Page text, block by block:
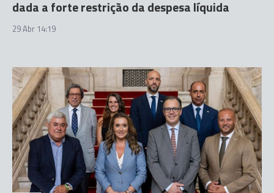
dada a forte restrição da despesa líquida
29 Abr 14:19